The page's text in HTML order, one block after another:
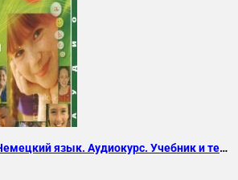
О. Радченко – Немецкий язык. Аудиокурс. Учебник и тетрадь. 6 класс